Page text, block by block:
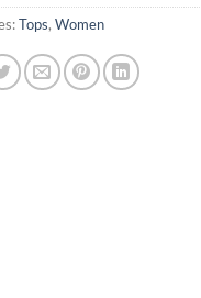
Tops, Women